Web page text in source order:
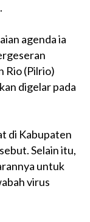
agenda ia
Rio (Pilrio)
digelar pada
di Kabupaten
Selain itu,
untuk
virus